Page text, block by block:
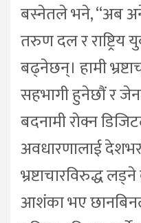
बस्नेतले भने, “अब
तरुण दल र
बढ्नेछन्। हामी
सहभागी हुनेछौं र
बदनामी रोक्न
अवधारणालाई
भ्रष्टाचारविरुद्ध
आशंका भए